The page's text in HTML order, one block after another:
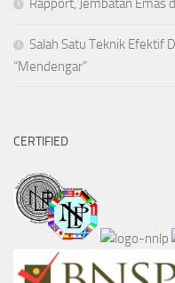
Rapport, Jembatan Emas
Salah Satu Teknik Efektif
“Mendengar”
CERTIFIED